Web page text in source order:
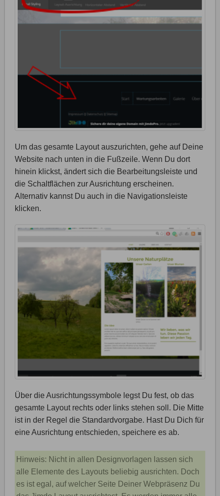
Um das gesamte Layout auszurichten, gehe auf Deine
Website nach unten in die Fußzeile. Wenn Du dort
hinein klickst, ändert sich die Bearbeitungsleiste und
die Schaltflächen zur Ausrichtung erscheinen.
Alternativ kannst Du auch in die Navigationsleiste
klicken.
Über die Ausrichtungssymbole legst Du fest, ob das
gesamte Layout rechts oder links stehen soll. Die Mitte
ist in der Regel die Standardvorgabe. Hast Du Dich für
eine Ausrichtung entschieden, speichere es ab.
Hinweis: Nicht in allen Designvorlagen lassen sich
alle Elemente des Layouts beliebig ausrichten. Doch
es ist egal, auf welcher Seite Deiner Webpräsenz Du